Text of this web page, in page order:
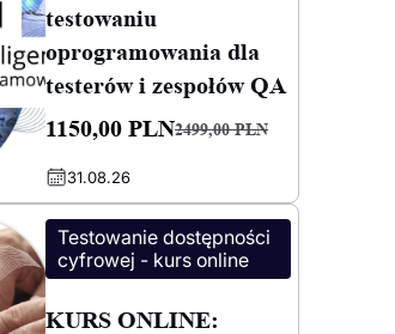
testowaniu
oprogramowania dla
testerów i zespołów QA
2499,00PLN
cena
wynosiła:
2499,00 PLN.
1150,00 PLN
cena
wynosi:
1150,00 PLN.
31.08.26
Testowanie dostępności
cyfrowej - kurs online
KURS ONLINE: